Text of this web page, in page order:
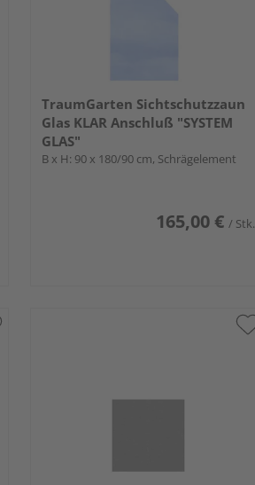
TraumGarten Sichtschutzzaun
Glas KLAR Anschluß "SYSTEM
GLAS"
B x H: 90 x 180/90 cm, Schrägelement
165,00 € / Stk.